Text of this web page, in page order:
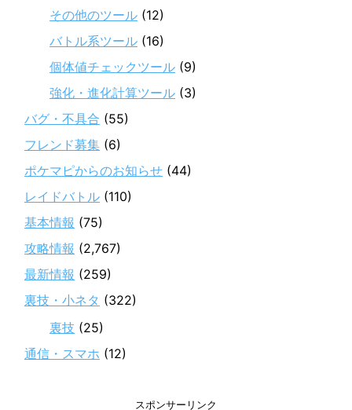
その他のツール (12)
バトル系ツール (16)
個体値チェックツール (9)
強化・進化計算ツール (3)
バグ・不具合 (55)
フレンド募集 (6)
ポケマピからのお知らせ (44)
レイドバトル (110)
基本情報 (75)
攻略情報 (2,767)
最新情報 (259)
裏技・小ネタ (322)
裏技 (25)
通信・スマホ (12)
スポンサーリンク